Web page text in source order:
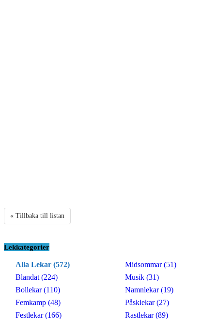
« Tillbaka till listan
Lekkategorier
Alla Lekar (572)
Blandat (224)
Bollekar (110)
Femkamp (48)
Festlekar (166)
Midsommar (51)
Musik (31)
Namnlekar (19)
Påsklekar (27)
Rastlekar (89)